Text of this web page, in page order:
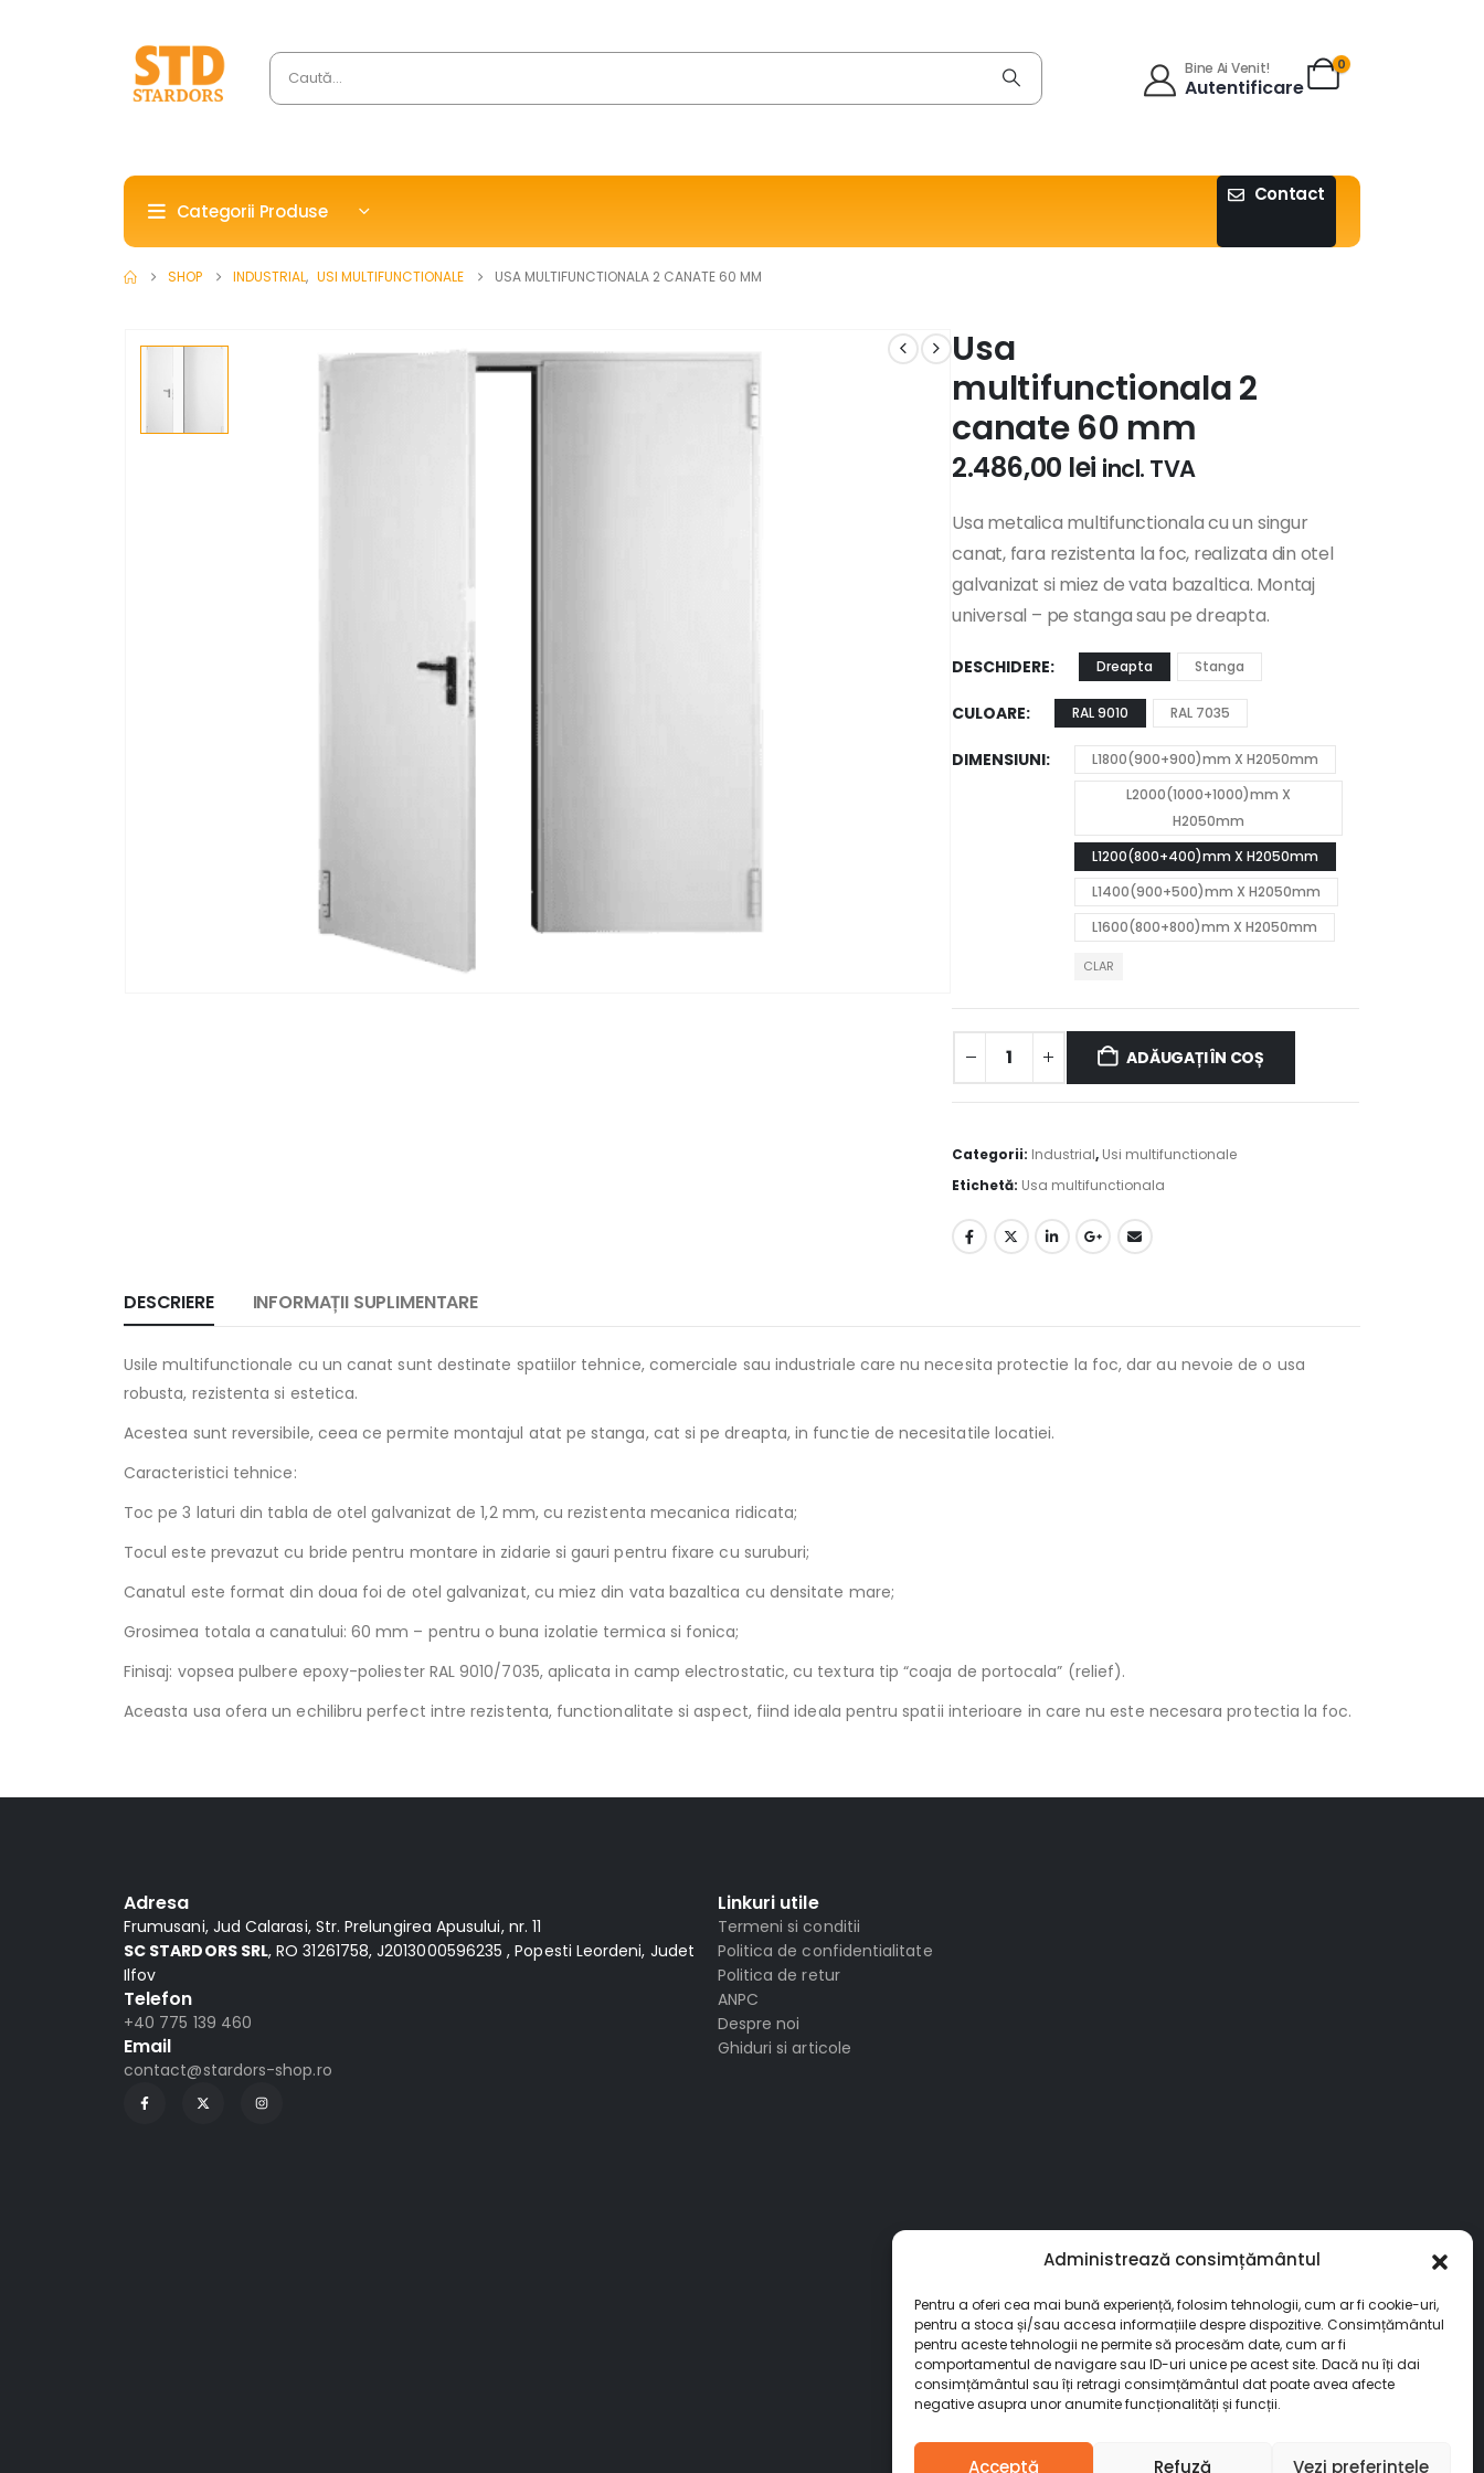
Administrează consimțământul
Pentru a oferi cea mai bună experiență, folosim tehnologii, cum ar fi cookie-uri,
pentru a stoca și/sau accesa informațiile despre dispozitive. Consimțământul
pentru aceste tehnologii ne permite să procesăm date, cum ar fi
comportamentul de navigare sau ID-uri unice pe acest site. Dacă nu îți dai
consimțământul sau îți retragi consimțământul dat poate avea afecte
negative asupra unor anumite funcționalități și funcții.
Acceptă Refuză Vezi preferințele
Bine Ai Venit!
Autentificare
0
Categorii Produse
Contact
SHOP INDUSTRIAL, USI MULTIFUNCTIONALE USA MULTIFUNCTIONALA 2 CANATE 60 MM
Usa
multifunctionala 2
canate 60 mm
2.486,00 lei incl. TVA
Usa metalica multifunctionala cu un singur
canat, fara rezistenta la foc, realizata din otel
galvanizat si miez de vata bazaltica. Montaj
universal – pe stanga sau pe dreapta.
DESCHIDERE Dreapta Stanga
CULOARE RAL 9010 RAL 7035
DIMENSIUNI
L1800(900+900)mm X H2050mm
L2000(1000+1000)mm X
H2050mm
L1200(800+400)mm X H2050mm
L1400(900+500)mm X H2050mm
L1600(800+800)mm X H2050mm
CLAR
ADĂUGAȚI ÎN COȘ
Categorii: Industrial, Usi multifunctionale
Etichetă: Usa multifunctionala
DESCRIERE INFORMAȚII SUPLIMENTARE
Usile multifunctionale cu un canat sunt destinate spatiilor tehnice, comerciale sau industriale care nu necesita protectie la foc, dar au nevoie de o usa
robusta, rezistenta si estetica.
Acestea sunt reversibile, ceea ce permite montajul atat pe stanga, cat si pe dreapta, in functie de necesitatile locatiei.
Caracteristici tehnice:
Toc pe 3 laturi din tabla de otel galvanizat de 1,2 mm, cu rezistenta mecanica ridicata;
Tocul este prevazut cu bride pentru montare in zidarie si gauri pentru fixare cu suruburi;
Canatul este format din doua foi de otel galvanizat, cu miez din vata bazaltica cu densitate mare;
Grosimea totala a canatului: 60 mm – pentru o buna izolatie termica si fonica;
Finisaj: vopsea pulbere epoxy-poliester RAL 9010/7035, aplicata in camp electrostatic, cu textura tip “coaja de portocala” (relief).
Aceasta usa ofera un echilibru perfect intre rezistenta, functionalitate si aspect, fiind ideala pentru spatii interioare in care nu este necesara protectia la foc.
Adresa
Frumusani, Jud Calarasi, Str. Prelungirea Apusului, nr. 11
SC STARDORS SRL, RO 31261758, J2013000596235 , Popesti Leordeni, Judet
Ilfov
Telefon
+40 775 139 460
Email
contact@stardors-shop.ro
Linkuri utile
Termeni si conditii
Politica de confidentialitate
Politica de retur
ANPC
Despre noi
Ghiduri si articole